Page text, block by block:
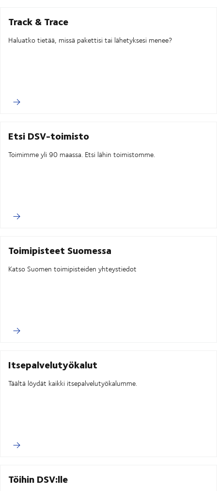
Track & Trace
Haluatko tietää, missä pakettisi tai lähetyksesi menee?
Etsi DSV-toimisto
Toimimme yli 90 maassa. Etsi lähin toimistomme.
Toimipisteet Suomessa
Katso Suomen toimipisteiden yhteystiedot
Itsepalvelutyökalut
Täältä löydät kaikki itsepalvelutyökalumme.
Töihin DSV:lle